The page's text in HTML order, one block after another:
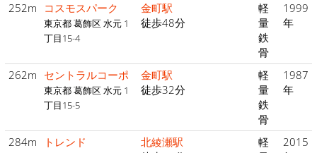
252m コスモスパーク
東京都 葛飾区 水元 1
丁目15-4
金町駅
徒歩48分
軽
量
鉄
骨
1999
年
262m セントラルコーポ
東京都 葛飾区 水元 1
丁目15-5
金町駅
徒歩32分
軽
量
鉄
骨
1987
年
284m トレンド
北綾瀬駅
軽
2015